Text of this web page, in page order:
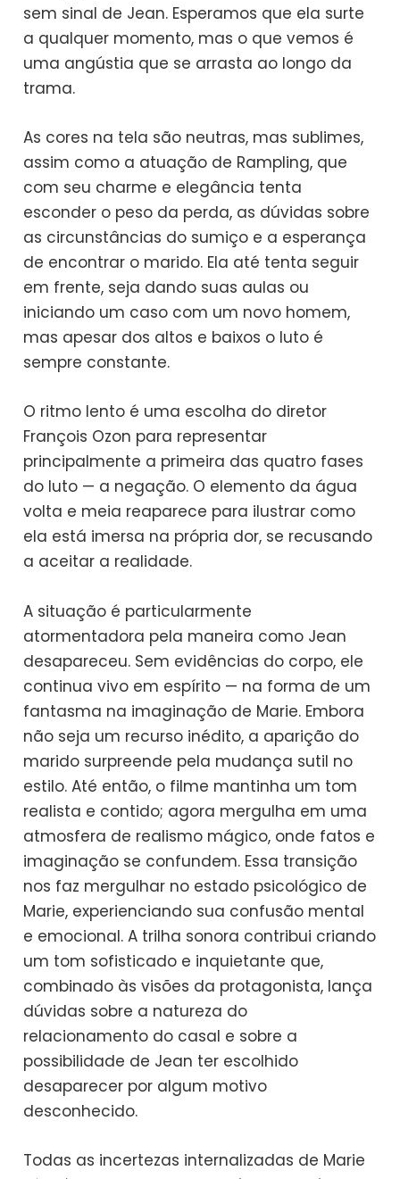
sem sinal de Jean. Esperamos que ela surte
a qualquer momento, mas o que vemos é
uma angústia que se arrasta ao longo da
trama.
As cores na tela são neutras, mas sublimes,
assim como a atuação de Rampling, que
com seu charme e elegância tenta
esconder o peso da perda, as dúvidas sobre
as circunstâncias do sumiço e a esperança
de encontrar o marido. Ela até tenta seguir
em frente, seja dando suas aulas ou
iniciando um caso com um novo homem,
mas apesar dos altos e baixos o luto é
sempre constante.
O ritmo lento é uma escolha do diretor
François Ozon para representar
principalmente a primeira das quatro fases
do luto — a negação. O elemento da água
volta e meia reaparece para ilustrar como
ela está imersa na própria dor, se recusando
a aceitar a realidade.
A situação é particularmente
atormentadora pela maneira como Jean
desapareceu. Sem evidências do corpo, ele
continua vivo em espírito — na forma de um
fantasma na imaginação de Marie. Embora
não seja um recurso inédito, a aparição do
marido surpreende pela mudança sutil no
estilo. Até então, o filme mantinha um tom
realista e contido; agora mergulha em uma
atmosfera de realismo mágico, onde fatos e
imaginação se confundem. Essa transição
nos faz mergulhar no estado psicológico de
Marie, experienciando sua confusão mental
e emocional. A trilha sonora contribui criando
um tom sofisticado e inquietante que,
combinado às visões da protagonista, lança
dúvidas sobre a natureza do
relacionamento do casal e sobre a
possibilidade de Jean ter escolhido
desaparecer por algum motivo
desconhecido.
Todas as incertezas internalizadas de Marie